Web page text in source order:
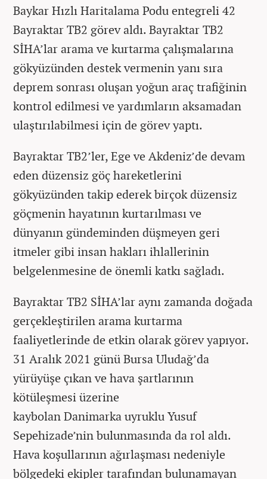
Baykar Hızlı Haritalama Podu entegreli 42
Bayraktar TB2 görev aldı. Bayraktar TB2
SİHA’lar arama ve kurtarma çalışmalarına
gökyüzünden destek vermenin yanı sıra
deprem sonrası oluşan yoğun araç trafiğinin
kontrol edilmesi ve yardımların aksamadan
ulaştırılabilmesi için de görev yaptı.
Bayraktar TB2’ler, Ege ve Akdeniz’de devam
eden düzensiz göç hareketlerini
gökyüzünden takip ederek birçok düzensiz
göçmenin hayatının kurtarılması ve
dünyanın gündeminden düşmeyen geri
itmeler gibi insan hakları ihlallerinin
belgelenmesine de önemli katkı sağladı.
Bayraktar TB2 SİHA’lar aynı zamanda doğada
gerçekleştirilen arama kurtarma
faaliyetlerinde de etkin olarak görev yapıyor.
31 Aralık 2021 günü Bursa Uludağ’da
yürüyüşe çıkan ve hava şartlarının
kötüleşmesi üzerine
kaybolan Danimarka uyruklu Yusuf
Sepehizade’nin bulunmasında da rol aldı.
Hava koşullarının ağırlaşması nedeniyle
bölgedeki ekipler tarafından bulunamayan